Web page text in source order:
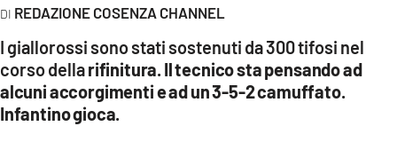
LAC TV
LAC NETWORK
LAC ONAIR
LaC
REDAZIONE COSENZA CHANNEL
I giallorossi sono stati sostenuti da 300 tifosi nel
corso dellarifinitura. Il tecnico sta pensando ad
alcuni accorgimenti e ad un 3-5-2 camuffato.
Infantino gioca.